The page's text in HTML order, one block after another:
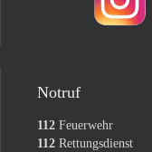
Notruf
112 Feuerwehr
112 Rettungsdienst